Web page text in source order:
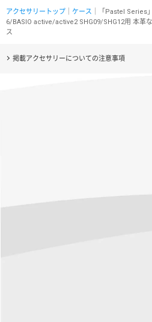
アクセサリートップ ケース ｜「Pastel Series
6/BASIO active/active2 SHG09/SHG12用 本革
ス
掲載アクセサリーについての注意事項